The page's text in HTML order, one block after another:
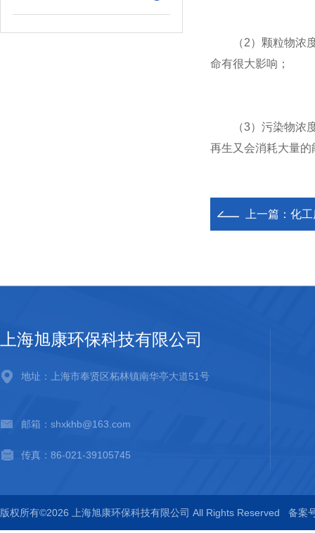
（2）颗粒物浓度
命有很大影响；
（3）污染物浓度
再生又会消耗大量
上一篇： 化
上海旭康环保科技有限公司
地址：上海市奉贤区柘林镇南华亭大道51号
邮箱：shxkhb@163.com
传真：86-021-39105745
版权所有©2026 上海旭康环保科技有限公司 All Rights Reserved 备案